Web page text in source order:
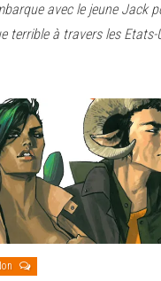
avec le jeune Jack
terrible à travers les Etats-